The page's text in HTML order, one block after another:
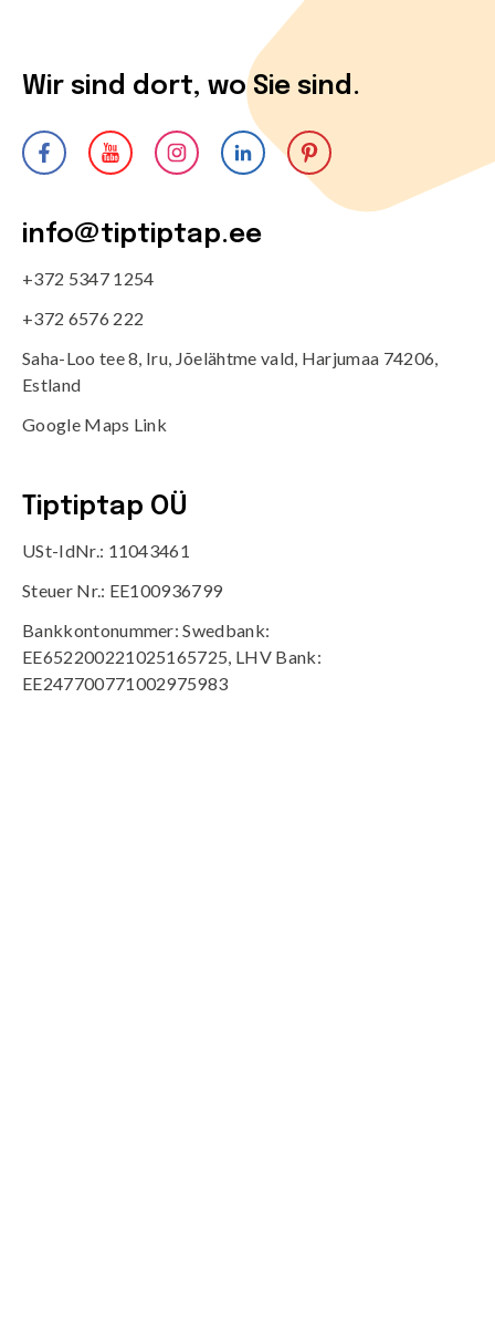
Wir sind dort, wo Sie sind.
info@tiptiptap.ee
+372 5347 1254
+372 6576 222
Saha-Loo tee 8, Iru, Jõelähtme vald, Harjumaa 74206,
Estland
Google Maps Link
Tiptiptap OÜ
USt-IdNr.: 11043461
Steuer Nr.: EE100936799
Bankkontonummer: Swedbank:
EE652200221025165725, LHV Bank:
EE247700771002975983